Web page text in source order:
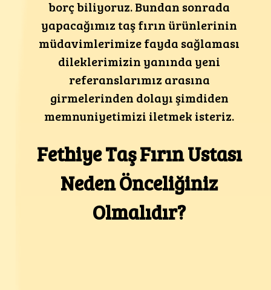
borç biliyoruz. Bundan sonrada
yapacağımız taş fırın ürünlerinin
müdavimlerimize fayda sağlaması
dileklerimizin yanında yeni
referanslarımız arasına
girmelerinden dolayı şimdiden
memnuniyetimizi iletmek isteriz.
Fethiye Taş Fırın Ustası
Neden Önceliğiniz
Olmalıdır?